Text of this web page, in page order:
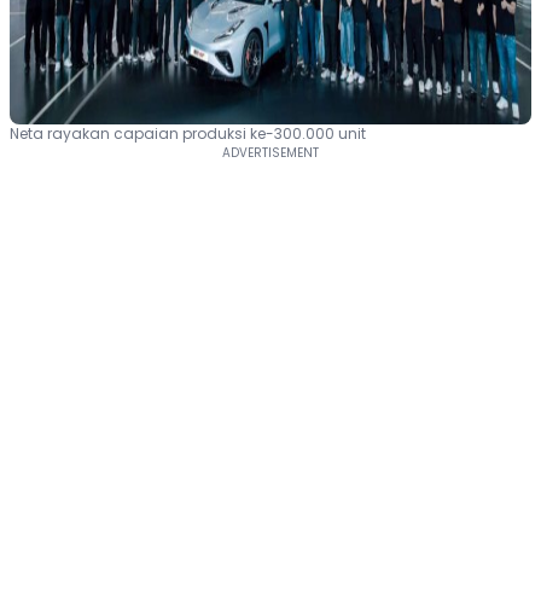
Neta rayakan capaian produksi ke-300.000 unit